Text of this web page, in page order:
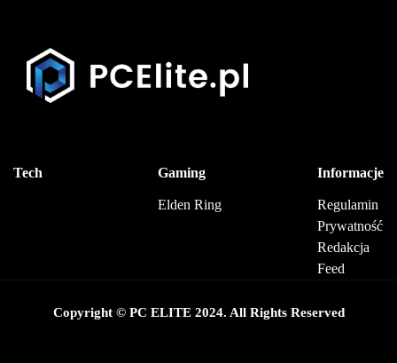
Tech Gaming
Elden Ring
Informacje
Regulamin
Prywatność
Redakcja
Feed
Copyright © PC ELITE 2024. All Rights Reserved